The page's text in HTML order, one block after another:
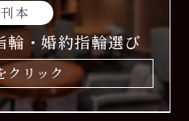
本
輪・婚約指輪選び
クリック